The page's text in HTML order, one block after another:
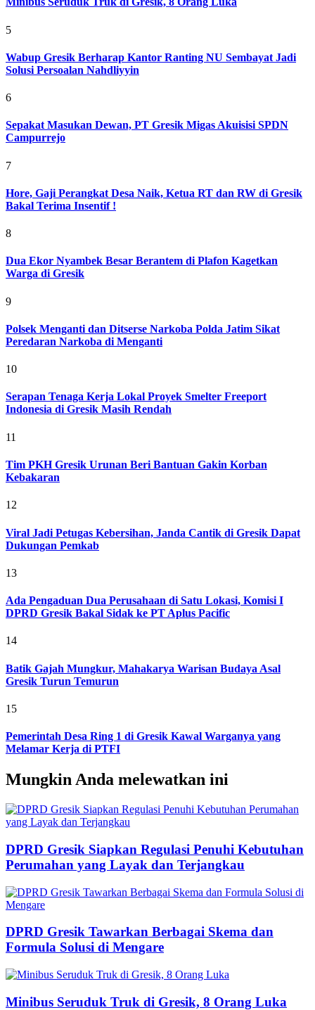
5
Wabup Gresik Berharap Kantor Ranting NU Sembayat Jadi
Solusi Persoalan Nahdliyyin
6
Sepakat Masukan Dewan, PT Gresik Migas Akuisisi SPDN
Campurrejo
7
Hore, Gaji Perangkat Desa Naik, Ketua RT dan RW di Gresik
Bakal Terima Insentif !
8
Dua Ekor Nyambek Besar Berantem di Plafon Kagetkan
Warga di Gresik
9
Polsek Menganti dan Ditserse Narkoba Polda Jatim Sikat
Peredaran Narkoba di Menganti
10
Serapan Tenaga Kerja Lokal Proyek Smelter Freeport
Indonesia di Gresik Masih Rendah
11
Tim PKH Gresik Urunan Beri Bantuan Gakin Korban
Kebakaran
12
Viral Jadi Petugas Kebersihan, Janda Cantik di Gresik Dapat
Dukungan Pemkab
13
Ada Pengaduan Dua Perusahaan di Satu Lokasi, Komisi I
DPRD Gresik Bakal Sidak ke PT Aplus Pacific
14
Batik Gajah Mungkur, Mahakarya Warisan Budaya Asal
Gresik Turun Temurun
15
Pemerintah Desa Ring 1 di Gresik Kawal Warganya yang
Melamar Kerja di PTFI
Mungkin Anda melewatkan ini
DPRD Gresik Siapkan Regulasi Penuhi Kebutuhan
Perumahan yang Layak dan Terjangkau
DPRD Gresik Tawarkan Berbagai Skema dan
Formula Solusi di Mengare
Minibus Seruduk Truk di Gresik, 8 Orang Luka